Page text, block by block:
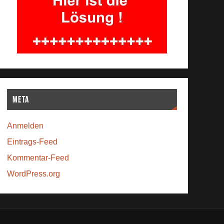
Meta
Anmelden
Eintrags-Feed
Kommentar-Feed
WordPress.org